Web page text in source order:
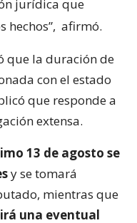
jurídica que
hechos”, afirmó.
que la duración de
con el estado
que responde a
extensa.
13 de agosto se
y se tomará
mientras que
una eventual